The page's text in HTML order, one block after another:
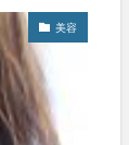
美容